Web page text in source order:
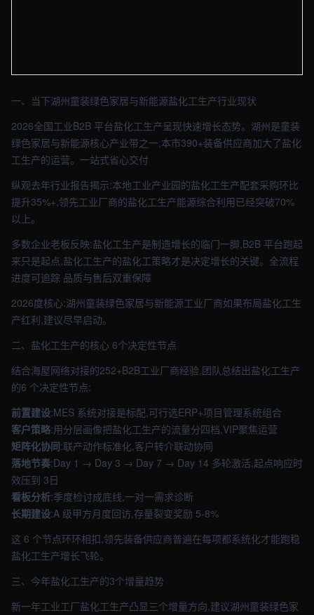
一、当下湖州童装绿色家居与新能源盐化工生产行业现状
2026全国工业B2B 平台盐化工生产呈现快速增长态势。湖州是童装
绿色家居与新能源核心产业带之一,本市390+装备供应商加大了盐化
工生产的运营。一站式省心交付
纵观去年行业报告揭示:本地工业产业园的盐化工生产配套采购环比
提升35%+,领先工业厂商的盐化工生产能源综合利用已经突破70%
以上。
多数企业老板反映:盐化工生产是制造增长的临门一脚,B2B 平台跑起
来只是起点,盐化工生产的盐化工策略才是决定增长的关键。全流程
进度可追踪 品质与售后双重保障
2026度核心:湖州童装绿色家居与新能源工业厂商如果布局盐化工生
产红利,建议尽早启动。
二、盐化工生产的核心 6个决定性节点
结合海屋网络对接的252+B2B工业厂商经验,团队总结出盐化工生产
的6 个决定性节点:
前置建设:MES 系统对接是标配,可行选ERP+项目管理系统组合
客户策略:用分层画像把盐化工生产的流量分四档,VIP聚焦运营
矩阵化协同:联产动作标准化,客户转介联动协同
落地节奏:Day 1 → Day 3 → Day 7 → Day 14 多轮激活,起点响应时
效压到 3日
看板分析:季度检讨成底线,一对一需求诊断
长期建设:A 级甲方月度回访,存量裂变奖励 5-8%
这 6 个节点环环相扣,领先装备供应商普遍在每项都系统化才能跑稳
盐化工生产增长飞轮。
三、今年盐化工生产的3个增量趋势
新一年工业工厂盐化工生产凸显三个增量方向,建议湖州童装绿色家